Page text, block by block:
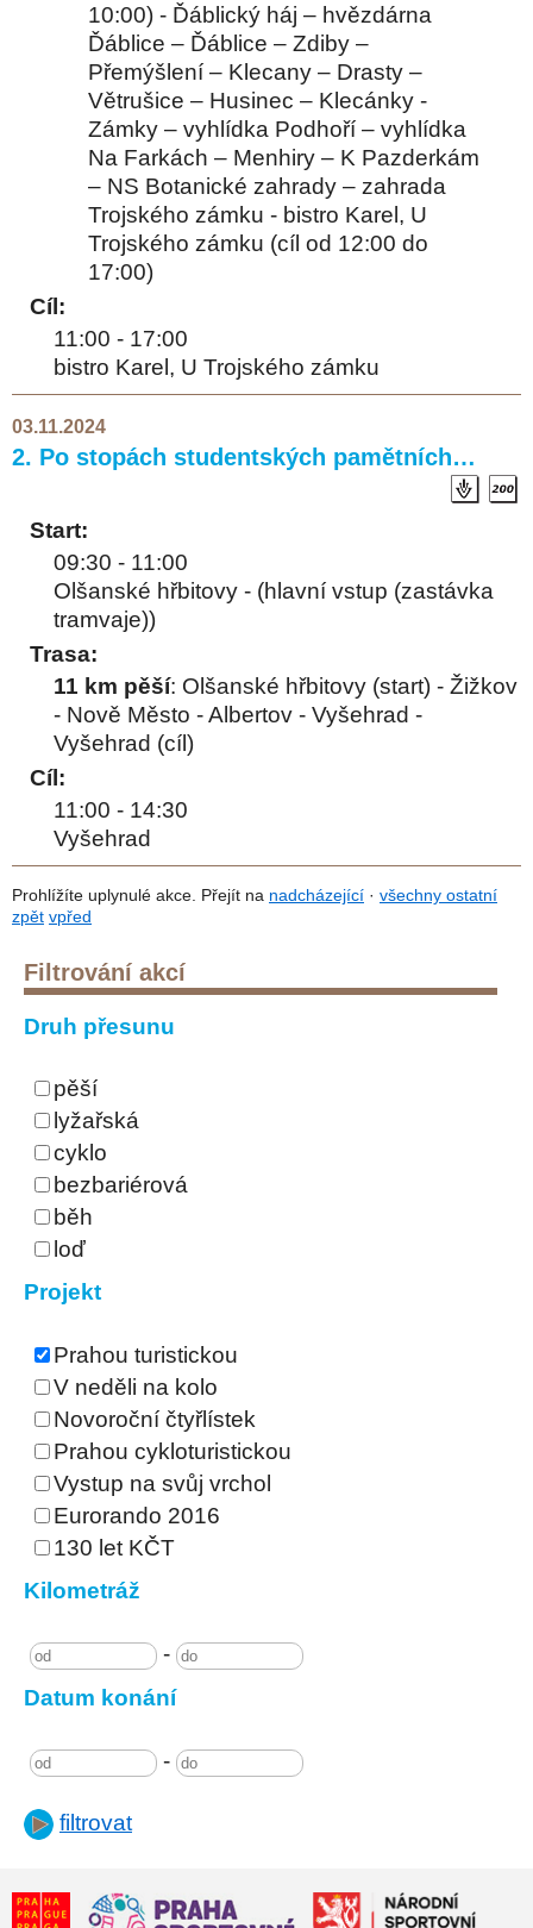
10:00) - Ďáblický háj – hvězdárna
Ďáblice – Ďáblice – Zdiby –
Přemýšlení – Klecany – Drasty –
Větrušice – Husinec – Klecánky -
Zámky – vyhlídka Podhoří – vyhlídka
Na Farkách – Menhiry – K Pazderkám
– NS Botanické zahrady – zahrada
Trojského zámku - bistro Karel, U
Trojského zámku (cíl od 12:00 do
17:00)
Cíl:
11:00 - 17:00
bistro Karel, U Trojského zámku
03.11.2024
2. Po stopách studentských pamětních…
Start:
09:30 - 11:00
Olšanské hřbitovy - (hlavní vstup (zastávka
tramvaje))
Trasa:
11 km pěší: Olšanské hřbitovy (start) - Žižkov
- Nově Město - Albertov - Vyšehrad -
Vyšehrad (cíl)
Cíl:
11:00 - 14:30
Vyšehrad
Prohlížíte uplynulé akce. Přejít na nadcházející · všechny ostatní
zpět vpřed
Filtrování akcí
Druh přesunu
pěší
lyžařská
cyklo
bezbariérová
běh
loď
Projekt
Prahou turistickou
V neděli na kolo
Novoroční čtyřlístek
Prahou cykloturistickou
Vystup na svůj vrchol
Eurorando 2016
130 let KČT
Kilometráž
-
Datum konání
-